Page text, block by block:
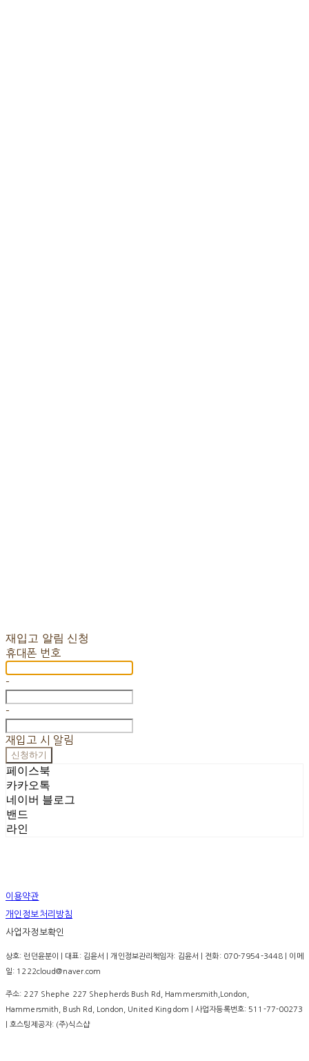
재입고 알림 신청
휴대폰 번호
-
-
재입고 시 알림
신청하기
페이스북
카카오톡
네이버 블로그
밴드
라인
이용약관
개인정보처리방침
사업자정보확인
상호: 런던윤분이 | 대표: 김윤서 | 개인정보관리책임자: 김윤서 | 전화: 070-7954-3448 | 이메
일: 1222cloud@naver.com
주소: 227 Shephe 227 Shepherds Bush Rd, Hammersmith,London,
Hammersmith, Bush Rd, London, United Kingdom | 사업자등록번호: 511-77-00273
| 호스팅제공자: (주)식스샵